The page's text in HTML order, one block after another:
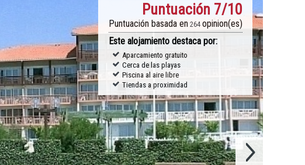
Puntuación 7/10
Puntuación basada en 264 opinion(es)
Este alojamiento destaca por:
Aparcamiento gratuito
Cerca de las playas
Piscina al aire libre
Tiendas a proximidad